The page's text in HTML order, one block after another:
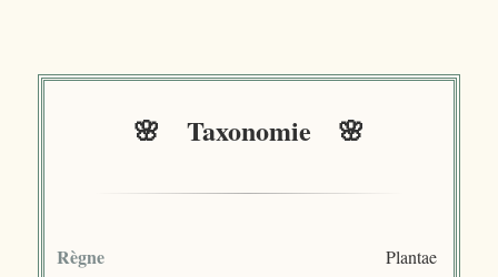
🌸 Taxonomie 🌸
Règne Plantae